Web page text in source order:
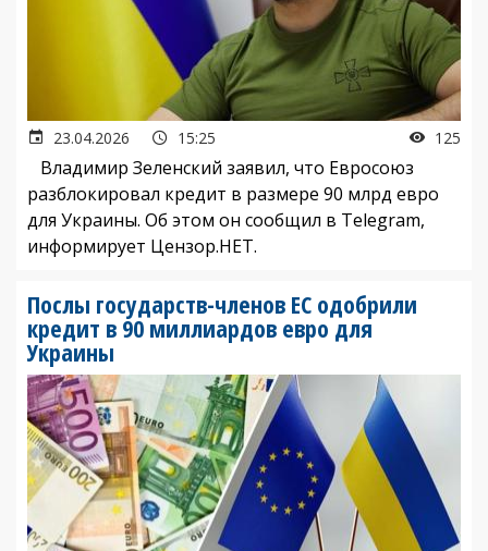
23.04.2026 15:25 125
Владимир Зеленский заявил, что Евросоюз
разблокировал кредит в размере 90 млрд евро
для Украины. Об этом он сообщил в Telegram,
информирует Цензор.НЕТ.
Послы государств-членов ЕС одобрили
кредит в 90 миллиардов евро для
Украины